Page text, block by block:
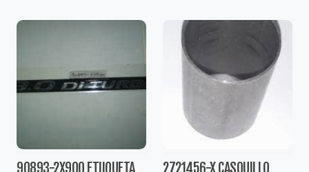
90893-2X900 ETIIQUETA
2721456-X CASQUILLO